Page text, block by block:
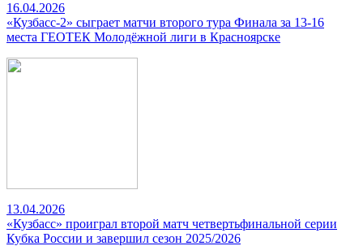
16.04.2026
«Кузбасс-2» сыграет матчи второго тура Финала за 13-16
места ГЕОТЕК Молодёжной лиги в Красноярске
13.04.2026
«Кузбасс» проиграл второй матч четвертьфинальной серии
Кубка России и завершил сезон 2025/2026